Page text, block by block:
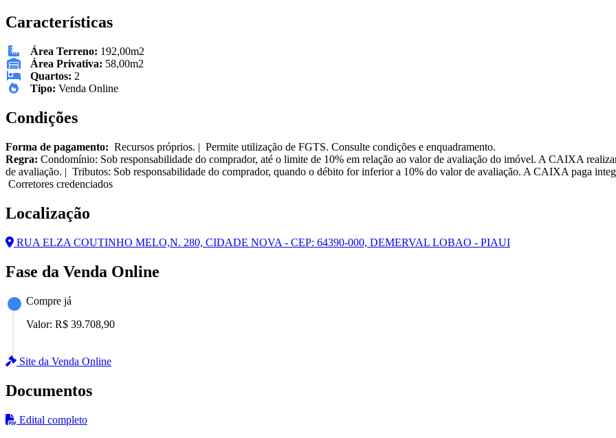
Características
Área Terreno: 192,00m2
Área Privativa: 58,00m2
Quartos: 2
Tipo: Venda Online
Condições
Forma de pagamento: Recursos próprios. | Permite utilização de FGTS. Consulte condições e enquadramento.
Regra: Condomínio: Sob responsabilidade do comprador, até o limite de 10% em relação ao valor de avaliação do imóvel. A CAIXA
de avaliação. | Tributos: Sob responsabilidade do comprador, quando o débito for inferior a 10% do valor de avaliação. A CAIXA paga
Corretores credenciados
Localização
RUA ELZA COUTINHO MELO,N. 280, CIDADE NOVA - CEP: 64390-000, DEMERVAL LOBAO - PIAUI
Fase da Venda Online
Compre já
Valor: R$ 39.708,90
Site da Venda Online
Documentos
Edital completo